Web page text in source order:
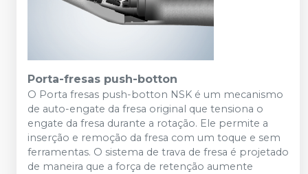
Porta-fresas push-botton
O Porta fresas push-botton NSK é um mecanismo
de auto-engate da fresa original que tensiona o
engate da fresa durante a rotação. Ele permite a
inserção e remoção da fresa com um toque e sem
ferramentas. O sistema de trava de fresa é projetado
de maneira que a força de retenção aumente